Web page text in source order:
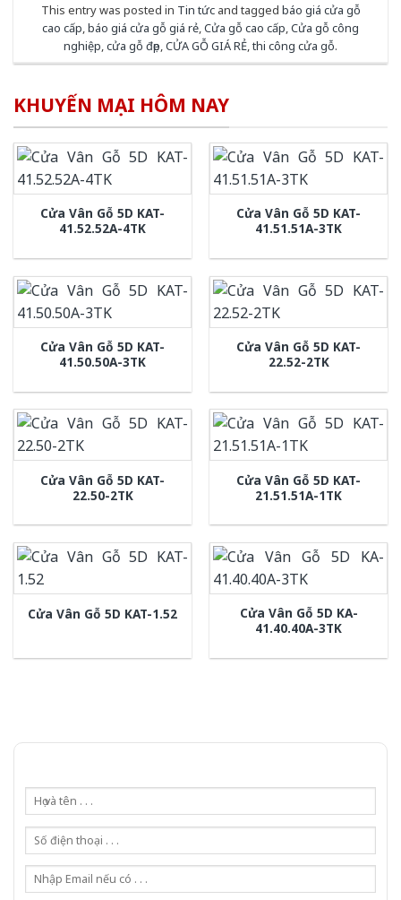
This entry was posted in Tin tứcand tagged báo giá cửa gỗ
cao cấp,báo giá cửa gỗ giá rẻ,Cửa gỗ cao cấp,Cửa gỗ công
nghiệp,cửa gỗ đẹp,CỬA GỖ GIÁ RẺ,thi công cửa gỗ.
KHUYẾN MẠI HÔM NAY
Cửa Vân Gỗ 5D KAT-
41.52.52A-4TK
Cửa Vân Gỗ 5D KAT-
41.51.51A-3TK
Cửa Vân Gỗ 5D KAT-
41.50.50A-3TK
Cửa Vân Gỗ 5D KAT-
22.52-2TK
Cửa Vân Gỗ 5D KAT-
22.50-2TK
Cửa Vân Gỗ 5D KAT-
21.51.51A-1TK
Cửa Vân Gỗ 5D KAT-1.52
Cửa Vân Gỗ 5D KA-
41.40.40A-3TK